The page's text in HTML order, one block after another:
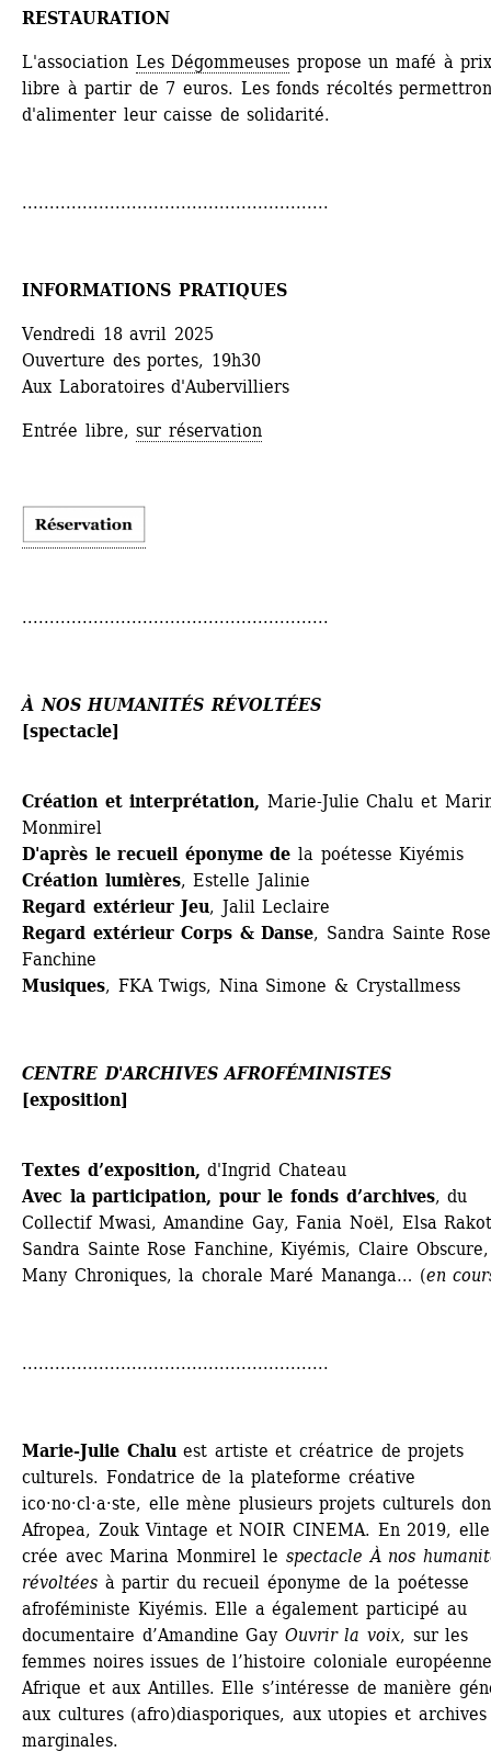
RESTAURATION
L'association Les Dégommeuses propose un mafé à
libre à partir de 7 euros. Les fonds récoltés
d'alimenter leur caisse de solidarité.
........................................................
INFORMATIONS PRATIQUES
Vendredi 18 avril 2025
Ouverture des portes, 19h30
Aux Laboratoires d'Aubervilliers
Entrée libre, sur réservation
........................................................
À NOS HUMANITÉS RÉVOLTÉES
[spectacle]
Création et interprétation, Marie-Julie Chalu et
Monmirel
D'après le recueil éponyme de la poétesse Kiyémis
Création lumières, Estelle Jalinie
Regard extérieur Jeu, Jalil Leclaire
Regard extérieur Corps & Danse, Sandra Sainte Rose
Fanchine
Musiques, FKA Twigs, Nina Simone & Crystallmess
CENTRE D'ARCHIVES AFROFÉMINISTES
[exposition]
Textes d’exposition, d'Ingrid Chateau
Avec la participation, pour le fonds d’archives, du
Collectif Mwasi, Amandine Gay, Fania Noël, Elsa
Sandra Sainte Rose Fanchine, Kiyémis, Claire Obscure,
Many Chroniques, la chorale Maré Mananga… (en
........................................................
Marie-Julie Chaluest artiste et créatrice de projets
culturels. Fondatrice de la plateforme créative
ico·no·cl·a·ste, elle mène plusieurs projets culturels
Afropea, Zouk Vintage et NOIR CINEMA. En 2019,
crée avec Marina Monmirel le spectacle À nos
révoltées à partir du recueil éponyme de la poétesse
afroféministe Kiyémis. Elle a également participé au
documentaire d’Amandine Gay Ouvrir la voix, sur les
femmes noires issues de l’histoire coloniale
Afrique et aux Antilles. Elle s’intéresse de manière
aux cultures (afro)diasporiques, aux utopies et archives
marginales.